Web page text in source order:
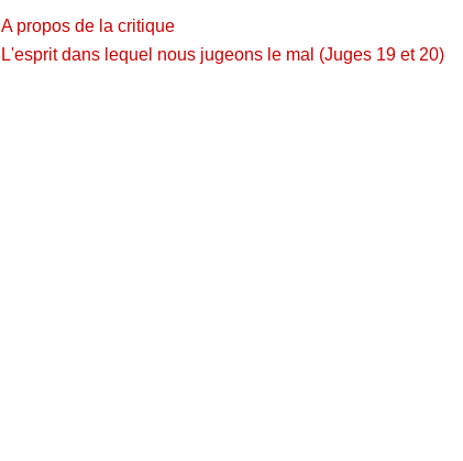
A propos de la critique
L'esprit dans lequel nous jugeons le mal (Juges 19 et 20)